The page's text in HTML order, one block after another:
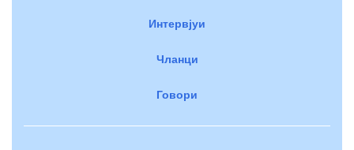
Интервјуи
Чланци
Говори